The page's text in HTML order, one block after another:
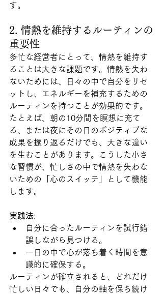
す。
2. 情熱を維持するルーティンの
重要性
多忙な経営者にとって、情熱を維持す
ることは大きな課題です。情熱を失わ
ないためには、日々の中で自分をリセ
ットし、エネルギーを補充するための
ルーティンを持つことが効果的です。
たとえば、朝の10分間を瞑想に充て
る、または夜にその日のポジティブな
成果を振り返るだけでも、大きな違い
を生むことがあります。こうした小さ
な習慣が、忙しさの中で情熱を失わな
いための「心のスイッチ」として機能
します。
実践法:
自分に合ったルーティンを試行錯
誤しながら見つける。
一日の中で心が落ち着く時間を意
識的に確保する。
ルーティンが確立されると、どれだけ
忙しい日々でも、自分の軸を保ち続け